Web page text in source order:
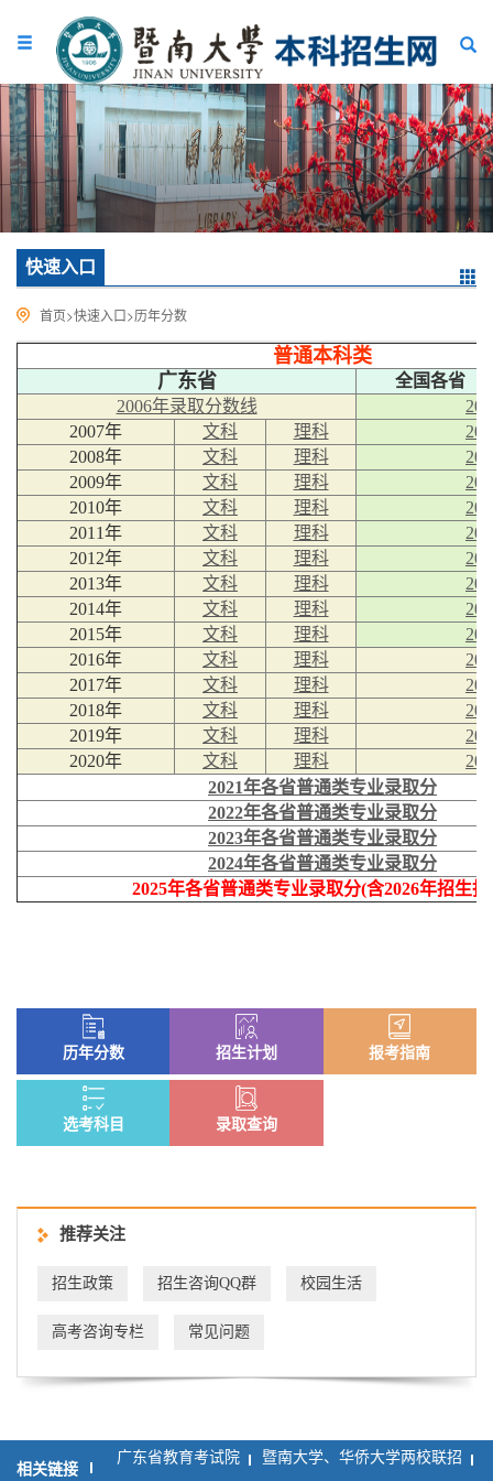
快速入口
首页>快速入口>历年分数
普通本科类
广东省
全国各省（
2006年录取分数线
2007年
文科 理科
2008年
文科 理科
2009年
文科 理科
2010年
文科 理科
2011年
文科 理科
2012年
文科 理科
2013年
文科 理科
2014年
文科 理科
2015年
文科 理科
2016年
文科 理科
2017年
文科 理科
2018年
文科 理科
2019年
文科 理科
2020年
文科 理科
2021年各省普通类专业录取分
2022年各省普通类专业录取分
2023年各省普通类专业录取分
2024年各省普通类专业录取分
2025年各省普通类专业录取分(含2026年招生
历年分数 招生计划 报考指南
选考科目 录取查询
推荐关注
招生政策 招生咨询QQ群 校园生活
高考咨询专栏 常见问题
相关链接
广东省教育考试院 暨南大学、华侨大学两校联招